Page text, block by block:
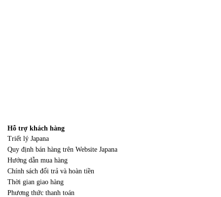
Hỗ trợ khách hàng
Triết lý Japana
Quy định bán hàng trên Website Japana
Hướng dẫn mua hàng
Chính sách đổi trả và hoàn tiền
Thời gian giao hàng
Phương thức thanh toán